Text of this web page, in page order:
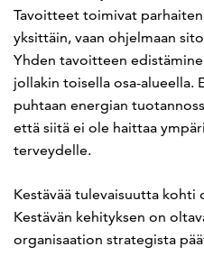
Tavoitteet toimivat
yksittäin, vaan ohjelmaan
Yhden tavoitteen
jollakin toisella osa-alueella.
puhtaan energian
että siitä ei ole haittaa
terveydelle.
Kestävää tulevaisuutta kohti
Kestävän kehityksen on
organisaation strategista